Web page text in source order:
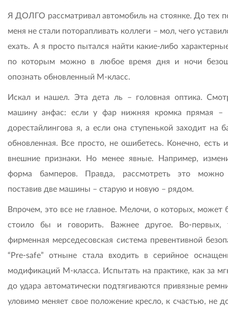
Я ДОЛГО рассматривал автомобиль на стоянке. До тех
меня не стали поторапливать коллеги – мол, чего
ехать. А я просто пытался найти какие-либо
по которым можно в любое время дня и ночи
опознать обновленный М-класс.
Искал и нашел. Эта дета ль – головная оптика.
машину анфас: если у фар нижняя кромка прямая –
дорестайлингова я, а если она ступенькой заходит на
обновленная. Все просто, не ошибетесь. Конечно, есть
внешние признаки. Но менее явные. Например,
форма бамперов. Правда, рассмотреть это можно
поставив две машины – старую и новую – рядом.
Впрочем, это все не главное. Мелочи, о которых, может
стоило бы и говорить. Важнее другое. Во-первых,
фирменная мерседесовская система превентивной
“Pre-safe” отныне стала входить в серийное
модификаций M-класса. Испытать на практике, как за
до удара автоматически подтягиваются привязные
уловимо меняет свое положение кресло, к счастью, не